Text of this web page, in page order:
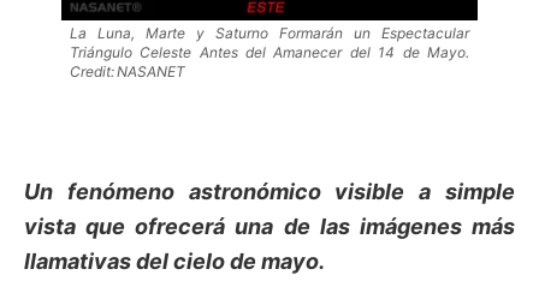
La Luna, Marte y Saturno Formarán un Espectacular
Triángulo Celeste Antes del Amanecer del 14 de Mayo.
Credit: NASANET
Un fenómeno astronómico visible a simple
vista que ofrecerá una de las imágenes más
llamativas del cielo de mayo.